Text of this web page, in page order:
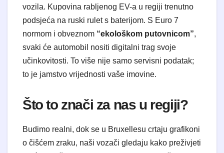
vozila. Kupovina rabljenog EV-a u regiji trenutno
podsjeća na ruski rulet s baterijom. S Euro 7
normom i obveznom “ekološkom putovnicom”,
svaki će automobil nositi digitalni trag svoje
učinkovitosti. To više nije samo servisni podatak;
to je jamstvo vrijednosti vaše imovine.
​Što to znači za nas u regiji?
​Budimo realni, dok se u Bruxellesu crtaju grafikoni
o čišćem zraku, naši vozači gledaju kako preživjeti